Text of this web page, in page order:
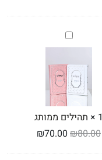
תהילים
ממותג
1
× תהילים ממותג
₪80.00
₪70.00